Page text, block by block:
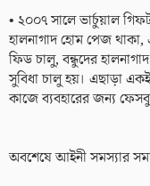
• ২০০৭ সালে ভার্চুয়াল
হালনাগাদ হোম পেজ থাকা,
ফিড চালু, বন্ধুদের
সুবিধা চালু হয়। এছাড়া
কাজে ব্যবহারের জন্য
অবশেষে আইনী সমস্যার